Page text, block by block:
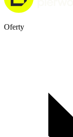
Oferty